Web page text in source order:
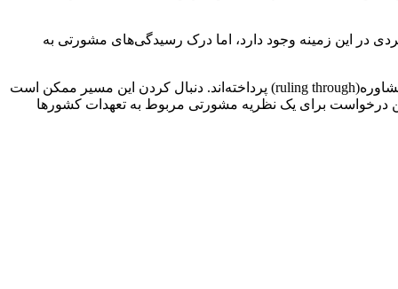
در این زمینه وجود دارد، اما درک رسیدگی‌های مشورتی به
برخی از مباحث علمی اخیر، به استفاده آزادانه و جایگزین رسیدگی‌های مشورتی به عنوان وسیله‌ای برای فیصله اختلافات یا حکم از طریق مشاوره(ruling through) پرداخته‌اند. دنبال کردن این مسیر ممکن است
درخواست برای یک نظریه مشورتی مربوط به تعهدات کشورها